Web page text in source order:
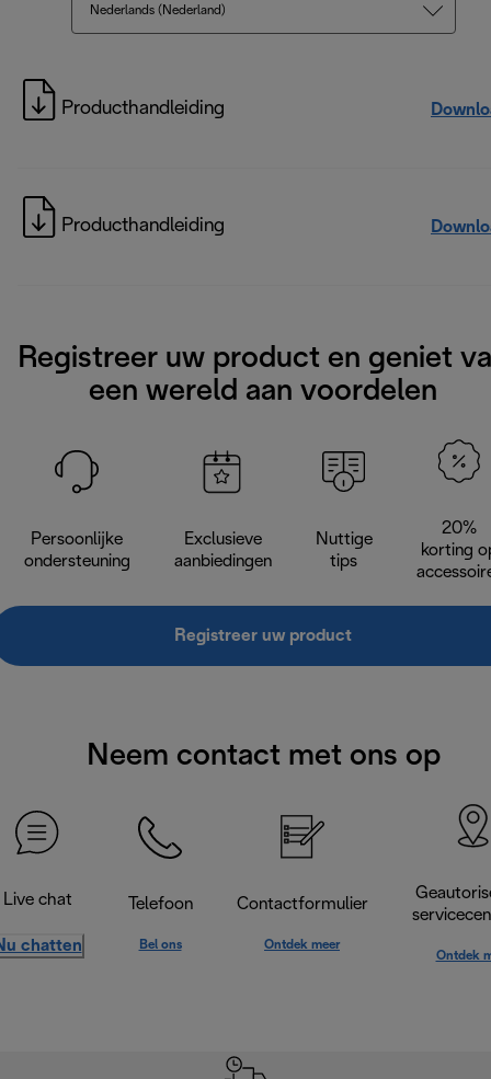
Nederlands (Nederland)
Producthandleiding
Producthandleiding
Registreer uw product en geniet
een wereld aan voordelen
Persoonlijke
ondersteuning
Exclusieve
aanbiedingen
Nuttige
tips
20%
korting
Registreer uw product
Neem contact met ons op
Live chat
chatten
Telefoon
Bel ons
Contactformulier
Ontdek meer
Ontdek